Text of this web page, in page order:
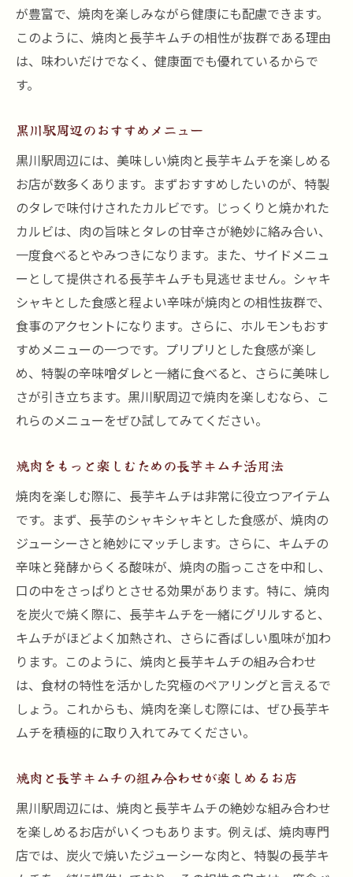
が豊富で、焼肉を楽しみながら健康にも配慮できます。
このように、焼肉と長芋キムチの相性が抜群である理由
は、味わいだけでなく、健康面でも優れているからで
す。
黒川駅周辺のおすすめメニュー
黒川駅周辺には、美味しい焼肉と長芋キムチを楽しめる
お店が数多くあります。まずおすすめしたいのが、特製
のタレで味付けされたカルビです。じっくりと焼かれた
カルビは、肉の旨味とタレの甘辛さが絶妙に絡み合い、
一度食べるとやみつきになります。また、サイドメニュ
ーとして提供される長芋キムチも見逃せません。シャキ
シャキとした食感と程よい辛味が焼肉との相性抜群で、
食事のアクセントになります。さらに、ホルモンもおす
すめメニューの一つです。プリプリとした食感が楽し
め、特製の辛味噌ダレと一緒に食べると、さらに美味し
さが引き立ちます。黒川駅周辺で焼肉を楽しむなら、こ
れらのメニューをぜひ試してみてください。
焼肉をもっと楽しむための長芋キムチ活用法
焼肉を楽しむ際に、長芋キムチは非常に役立つアイテム
です。まず、長芋のシャキシャキとした食感が、焼肉の
ジューシーさと絶妙にマッチします。さらに、キムチの
辛味と発酵からくる酸味が、焼肉の脂っこさを中和し、
口の中をさっぱりとさせる効果があります。特に、焼肉
を炭火で焼く際に、長芋キムチを一緒にグリルすると、
キムチがほどよく加熱され、さらに香ばしい風味が加わ
ります。このように、焼肉と長芋キムチの組み合わせ
は、食材の特性を活かした究極のペアリングと言えるで
しょう。これからも、焼肉を楽しむ際には、ぜひ長芋キ
ムチを積極的に取り入れてみてください。
焼肉と長芋キムチの組み合わせが楽しめるお店
黒川駅周辺には、焼肉と長芋キムチの絶妙な組み合わせ
を楽しめるお店がいくつもあります。例えば、焼肉専門
店では、炭火で焼いたジューシーな肉と、特製の長芋キ